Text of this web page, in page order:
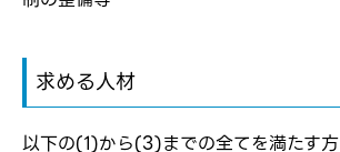
メールアドレス
パスワード
求める人材
以下の(1)から(3)までの全てを満たす方